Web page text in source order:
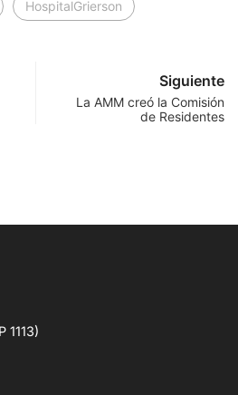
HospitalGrierson
Siguiente
La AMM creó la Comisión
de Residentes
1113)